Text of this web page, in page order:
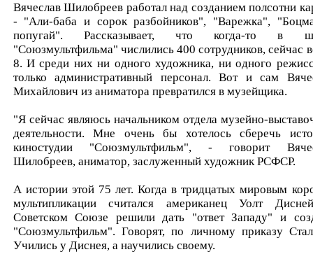
Вячеслав Шилобреев работал над созданием полсотни
- "Али-баба и сорок разбойников", "Варежка",
попугай". Рассказывает, что когда-то в
"Союзмультфильма" числились 400 сотрудников, сейчас
8. И среди них ни одного художника, ни одного
только административный персонал. Вот и сам
Михайлович из аниматора превратился в музейщика.
"Я сейчас являюсь начальником отдела музейно-
деятельности. Мне очень бы хотелось сберечь
киностудии "Союзмультфильм", - говорит
Шилобреев, аниматор, заслуженный художник РСФСР.
А истории этой 75 лет. Когда в тридцатых мировым
мультипликации считался американец Уолт
Советском Союзе решили дать "ответ Западу" и
"Союзмультфильм". Говорят, по личному приказу
Учились у Диснея, а научились своему.